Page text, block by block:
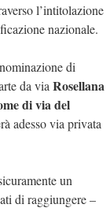
l’intitolazione
nazionale.
di
da via Rosellana
di via del
adesso via privata
un
di raggiungere –